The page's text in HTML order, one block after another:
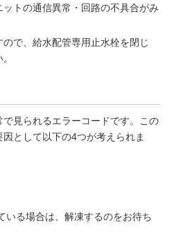
ットの通信異常・回路の不具合がみ
ので、給水配管専用止水栓を閉じ
で見られるエラーコードです。この
として以下の4つが考えられま
る場合は、解凍するのをお待ち